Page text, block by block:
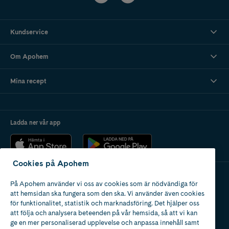
Kundservice
Om Apohem
Mina recept
Ladda ner vår app
Apotek med tillstånd
av Läkemedelsverket
Cookies på Apohem
På Apohem använder vi oss av cookies som är nödvändiga för
att hemsidan ska fungera som den ska. Vi använder även cookies
för funktionalitet, statistik och marknadsföring. Det hjälper oss
att följa och analysera beteenden på vår hemsida, så att vi kan
ge en mer personaliserad upplevelse och anpassa innehåll samt